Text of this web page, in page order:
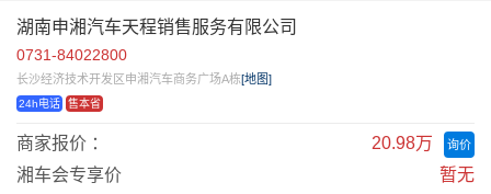
湖南申湘汽车天程销售服务有限公司
0731-84022800
长沙经济技术开发区申湘汽车商务广场A栋[地图]
24h电话 售本省
商家报价 ： 询价
20.98万
湘车会专享价
暂无